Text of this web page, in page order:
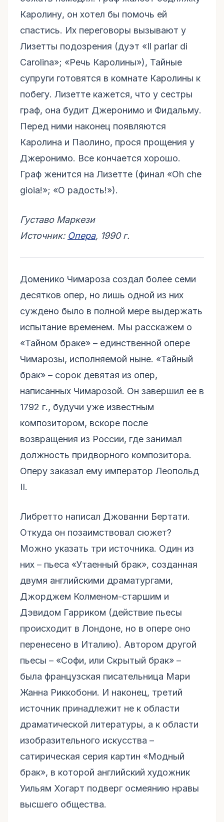
Каролину, он хотел бы помочь ей
спастись. Их переговоры вызывают у
Лизетты подозрения (дуэт «Il parlar di
Carolina»; «Речь Каролины»), Тайные
супруги готовятся в комнате Каролины к
побегу. Лизетте кажется, что у сестры
граф, она будит Джеронимо и Фидальму.
Перед ними наконец появляются
Каролина и Паолино, прося прощения у
Джеронимо. Все кончается хорошо.
Граф женится на Лизетте (финал «Oh che
gioia!»; «О радость!»).
Густаво Маркези
Источник: Опера, 1990 г.
Доменико Чимароза создал более семи
десятков опер, но лишь одной из них
суждено было в полной мере выдержать
испытание временем. Мы расскажем о
«Тайном браке» – единственной опере
Чимарозы, исполняемой ныне. «Тайный
брак» – сорок девятая из опер,
написанных Чимарозой. Он завершил ее в
1792 г., будучи уже известным
композитором, вскоре после
возвращения из России, где занимал
должность придворного композитора.
Оперу заказал ему император Леопольд
II.
Либретто написал Джованни Бертати.
Откуда он позаимствовал сюжет?
Можно указать три источника. Один из
них – пьеса «Утаенный брак», созданная
двумя английскими драматургами,
Джорджем Колменом-старшим и
Дэвидом Гарриком (действие пьесы
происходит в Лондоне, но в опере оно
перенесено в Италию). Автором другой
пьесы – «Софи, или Скрытый брак» –
была французская писательница Мари
Жанна Риккобони. И наконец, третий
источник принадлежит не к области
драматической литературы, а к области
изобразительного искусства –
сатирическая серия картин «Модный
брак», в которой английский художник
Уильям Хогарт подверг осмеянию нравы
высшего общества.